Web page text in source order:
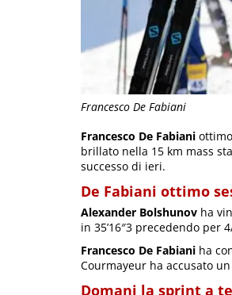
Francesco De Fabiani
Francesco De Fabiani
brillato nella 15 km mass
successo di ieri.
De Fabiani ottimo
Alexander Bolshunov ha
in 35’16″3 precedendo per
Francesco De Fabiani ha
Courmayeur ha accusato
Domani la sprint a